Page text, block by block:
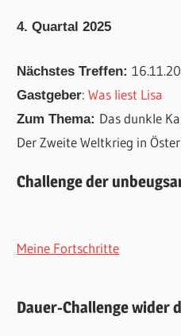
4. Quartal 2025
Nächstes Treffen:
Gastgeber:Was liest Lisa
Zum Thema: Das dunkle
Der Zweite Weltkrieg in
Challenge der
Meine Fortschritte
Dauer-Challenge wider